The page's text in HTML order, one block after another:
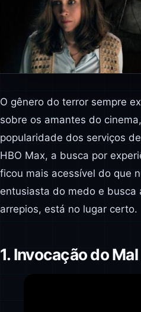
O gênero do terror sempre
sobre os amantes do
popularidade dos serviços
HBO Max, a busca por
ficou mais acessível do que
entusiasta do medo e busca
arrepios, está no lugar certo.
1. Invocação do